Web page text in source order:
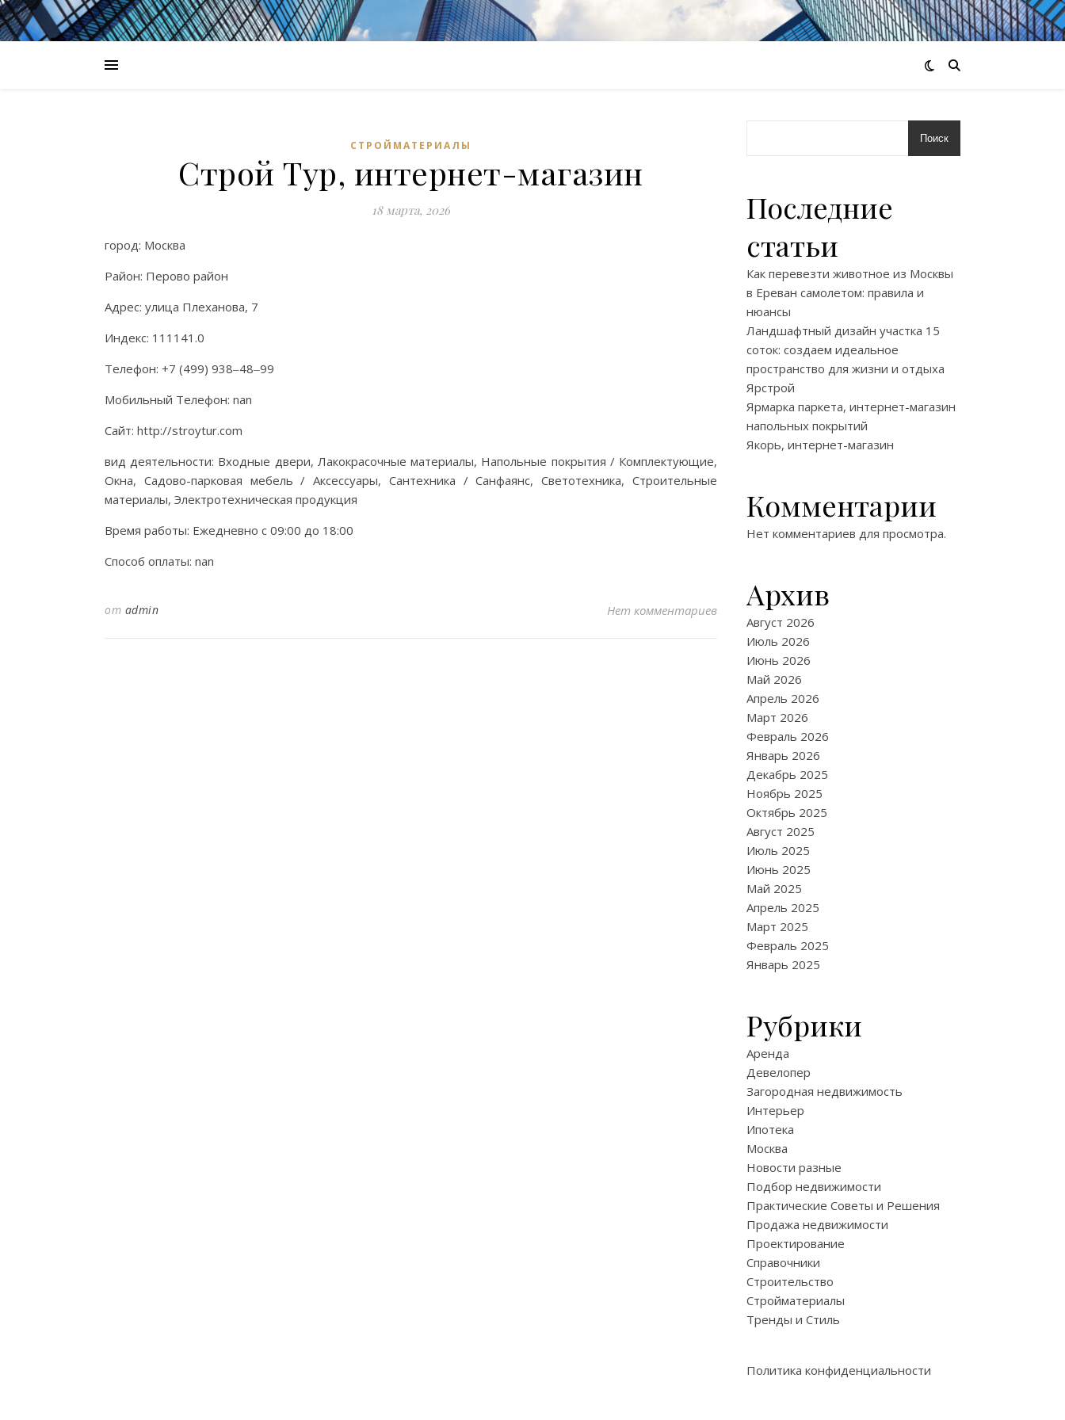
СТРОЙМАТЕРИАЛЫ
Строй Тур, интернет-магазин
18 марта, 2026
город: Москва
Район: Перово район
Адрес: улица Плеханова, 7
Индекс: 111141.0
Телефон: +7 (499) 938‒48‒99
Мобильный Телефон: nan
Сайт: http://stroytur.com
вид деятельности: Входные двери, Лакокрасочные материалы, Напольные покрытия / Комплектующие,
Окна, Садово-парковая мебель / Аксессуары, Сантехника / Санфаянс, Светотехника, Строительные
материалы, Электротехническая продукция
Время работы: Ежедневно с 09:00 до 18:00
Способ оплаты: nan
от admin Нет комментариев
Поиск
Последние
статьи
Как перевезти животное из Москвы
в Ереван самолетом: правила и
нюансы
Ландшафтный дизайн участка 15
соток: создаем идеальное
пространство для жизни и отдыха
Ярстрой
Ярмарка паркета, интернет-магазин
напольных покрытий
Якорь, интернет-магазин
Комментарии
Нет комментариев для просмотра.
Архив
Август 2026
Июль 2026
Июнь 2026
Май 2026
Апрель 2026
Март 2026
Февраль 2026
Январь 2026
Декабрь 2025
Ноябрь 2025
Октябрь 2025
Август 2025
Июль 2025
Июнь 2025
Май 2025
Апрель 2025
Март 2025
Февраль 2025
Январь 2025
Рубрики
Аренда
Девелопер
Загородная недвижимость
Интерьер
Ипотека
Москва
Новости разные
Подбор недвижимости
Практические Советы и Решения
Продажа недвижимости
Проектирование
Справочники
Строительство
Стройматериалы
Тренды и Стиль
Политика конфиденциальности